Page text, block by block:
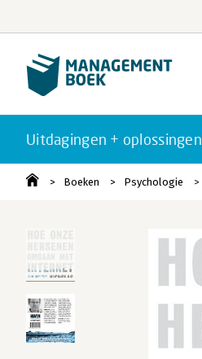
Uitdagingen + oplossingen
Boeken Psychologie